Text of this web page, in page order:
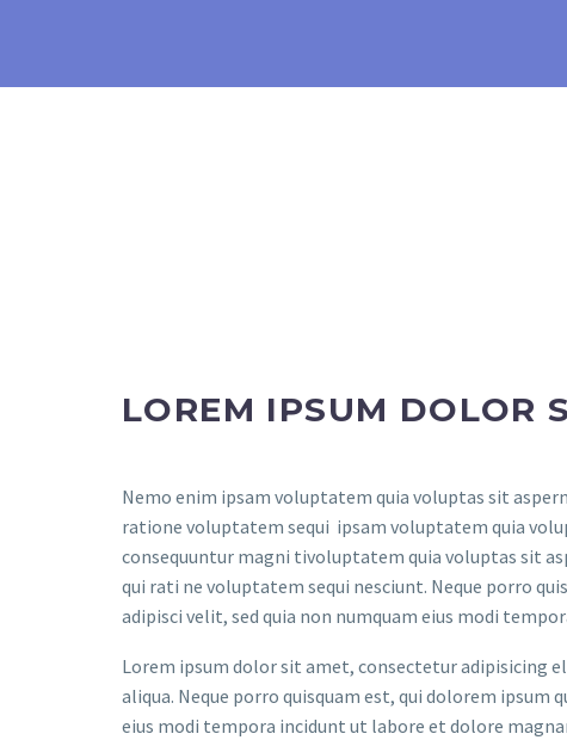
LOREM IPSUM DOLOR
Nemo enim ipsam voluptatem quia voluptas sit
ratione voluptatem sequi ipsam voluptatem quia
consequuntur magni tivoluptatem quia voluptas sit
qui rati ne voluptatem sequi nesciunt. Neque porro
adipisci velit, sed quia non numquam eius modi
Lorem ipsum dolor sit amet, consectetur adipisicing
aliqua. Neque porro quisquam est, qui dolorem ipsum
eius modi tempora incidunt ut labore et dolore